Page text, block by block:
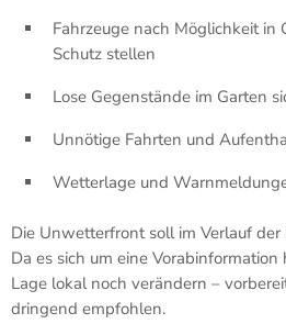
Fahrzeuge nach Möglichkeit in
Schutz stellen
Lose Gegenstände im Garten
Unnötige Fahrten und
Wetterlage und
Die Unwetterfront soll im Verlauf
Da es sich um eine
Lage lokal noch verändern –
dringend empfohlen.